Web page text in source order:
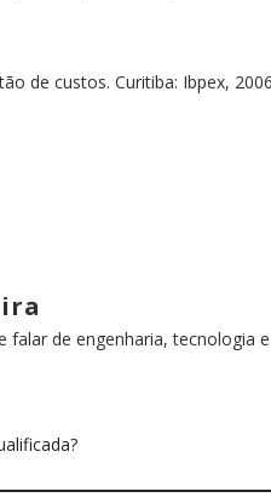
de custos. Curitiba: Ibpex,
de engenharia, tecnologia